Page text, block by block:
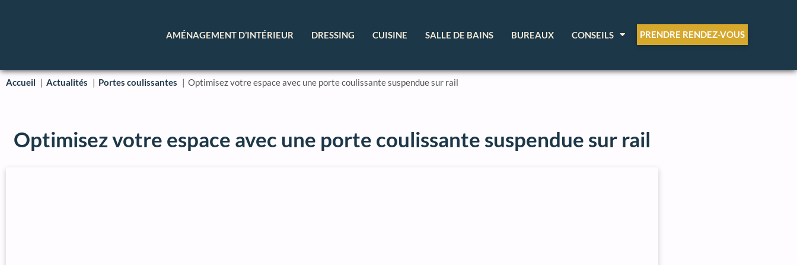
AMÉNAGEMENT D’INTÉRIEUR DRESSING CUISINE SALLE DE BAINS BUREAUX CONSEILS PRENDRE RENDEZ-VOUS
Accueil Actualités Portes coulissantes Optimisez votre espace avec une porte coulissante suspendue sur rail
Optimisez votre espace avec une porte coulissante suspendue sur rail